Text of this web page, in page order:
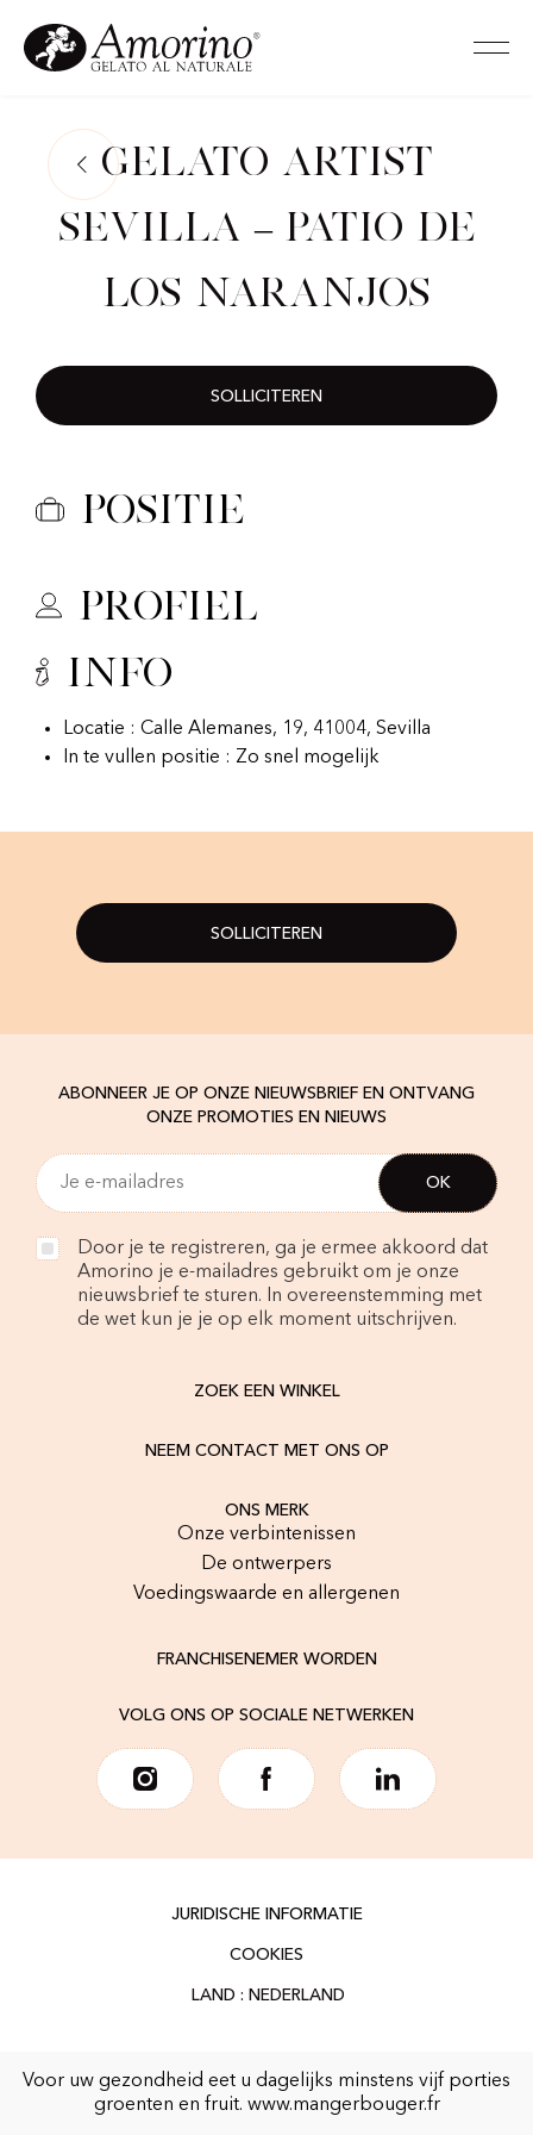
Gelato Artist
Sevilla – Patio de
Los Naranjos
SOLLICITEREN
Positie
Profiel
Info
Locatie : Calle Alemanes, 19, 41004, Sevilla
In te vullen positie : Zo snel mogelijk
SOLLICITEREN
ABONNEER JE OP ONZE NIEUWSBRIEF EN ONTVANG
ONZE PROMOTIES EN NIEUWS
Door je te registreren, ga je ermee akkoord dat
Amorino je e-mailadres gebruikt om je onze
nieuwsbrief te sturen. In overeenstemming met
de wet kun je je op elk moment uitschrijven.
ZOEK EEN WINKEL
NEEM CONTACT MET ONS OP
ONS MERK
Onze verbintenissen
De ontwerpers
Voedingswaarde en allergenen
FRANCHISENEMER WORDEN
VOLG ONS OP SOCIALE NETWERKEN
JURIDISCHE INFORMATIE
COOKIES
Voor uw gezondheid eet u dagelijks minstens vijf porties
groenten en fruit. www.mangerbouger.fr